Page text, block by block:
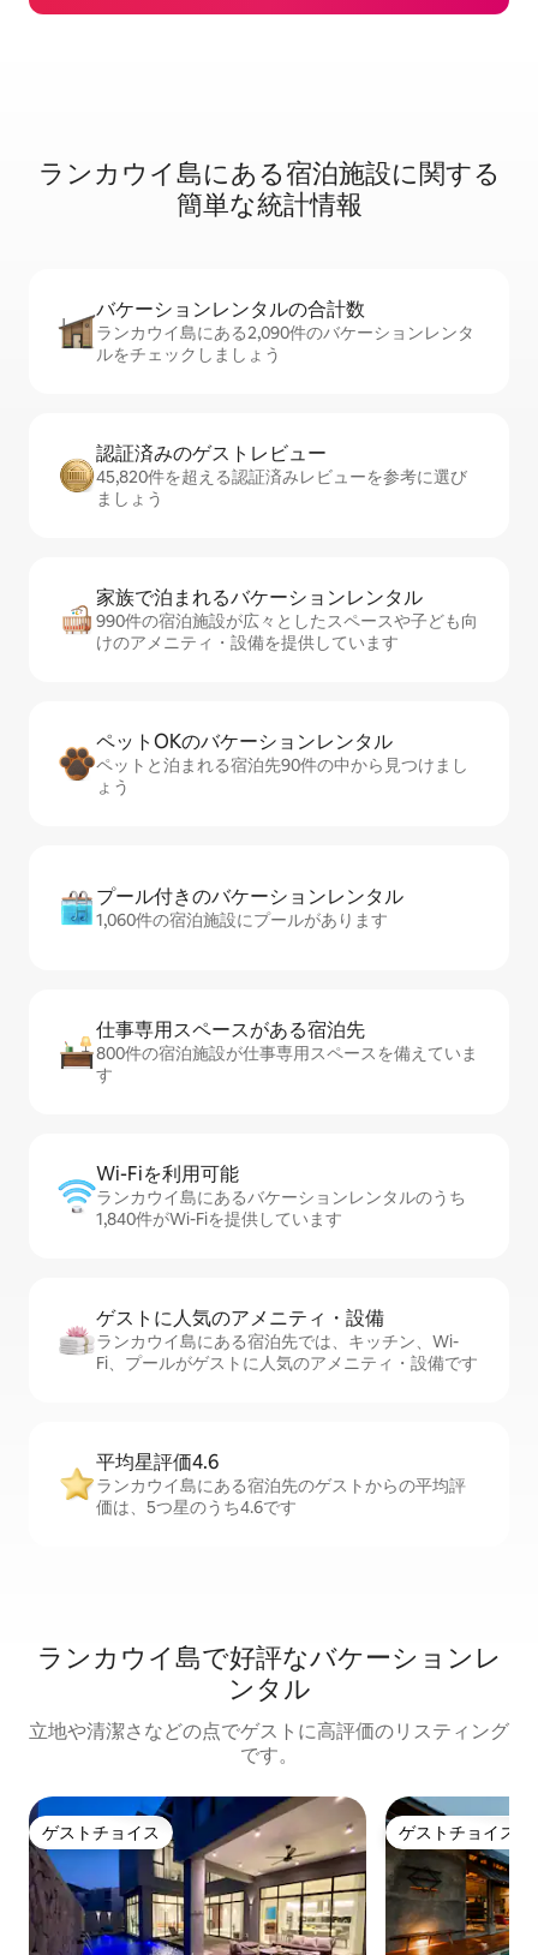
ランカウイ島に⁠あ⁠る宿⁠泊⁠施⁠設⁠に関⁠す⁠る
簡⁠単⁠な統⁠計⁠情⁠報
バケーションレ⁠ン⁠タ⁠ル⁠の合⁠計⁠数
ランカウイ島にある2,090件のバケーションレンタ
ルをチェックしましょう
認証済みのゲ⁠ス⁠ト⁠レ⁠ビ⁠ュ⁠ー
45,820件を超える認証済みレビューを参考に選び
ましょう
家族で泊まれるバ⁠ケ⁠ー⁠シ⁠ョ⁠ンレ⁠ン⁠タ⁠ル
990件の宿泊施設が広々としたスペースや子ども向
けのアメニティ・設備を提供しています
ペットOKのバ⁠ケ⁠ー⁠シ⁠ョ⁠ンレ⁠ン⁠タ⁠ル
ペットと泊まれる宿泊先90件の中から見つけまし
ょう
プール付きのバ⁠ケ⁠ー⁠シ⁠ョ⁠ンレ⁠ン⁠タ⁠ル
1,060件の宿泊施設にプールがあります
仕事専用ス⁠ペ⁠ー⁠スがあ⁠る宿⁠泊⁠先
800件の宿泊施設が仕事専用スペースを備えていま
す
Wi-Fiを利⁠用⁠可⁠能
ランカウイ島にあるバケーションレンタルのうち
1,840件がWi-Fiを提供しています
ゲストに人⁠気⁠のア⁠メ⁠ニ⁠テ⁠ィ・設⁠備
ランカウイ島にある宿泊先では、キッチン、Wi-
Fi、プールがゲストに人気のアメニティ・設備です
平均星評価4.6
ランカウイ島にある宿泊先のゲストからの平均評
価は、5つ星のうち4.6です
ランカウイ島で好評なバケーションレ
ンタル
立地や清潔さなどの点でゲストに高評価のリスティング
です。
ゲストチョイス
ゲストチョイス ゲストチョイス
ゲストチョイス